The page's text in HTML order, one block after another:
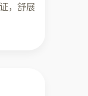
，舒展